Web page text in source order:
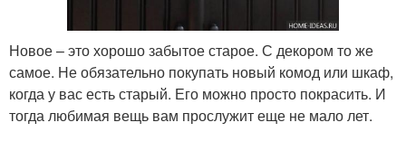
Новое – это хорошо забытое старое. С декором то же
самое. Не обязательно покупать новый комод или шкаф,
когда у вас есть старый. Его можно просто покрасить. И
тогда любимая вещь вам прослужит еще не мало лет.